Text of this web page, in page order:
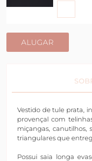
ALUGAR
Vestido de tule prata,
provençal com
miçangas, canutilhos,
triangulares que
Possui saia longa